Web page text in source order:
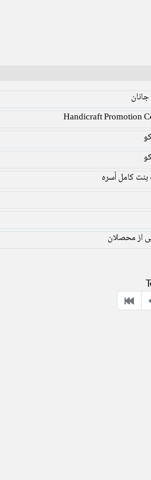
Handicraft Promotion
کامل أسره
از محصلان